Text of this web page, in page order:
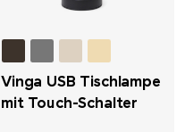
Vinga USB Tischlampe
mit Touch-Schalter